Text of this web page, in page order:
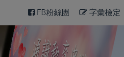
FB粉絲團 字彙檢定